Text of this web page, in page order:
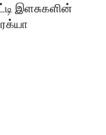
இளசுகளின்